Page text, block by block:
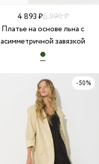
4 893 ₽6 990 ₽
Платье на основе льна с
асимметричной завязкой
-50%